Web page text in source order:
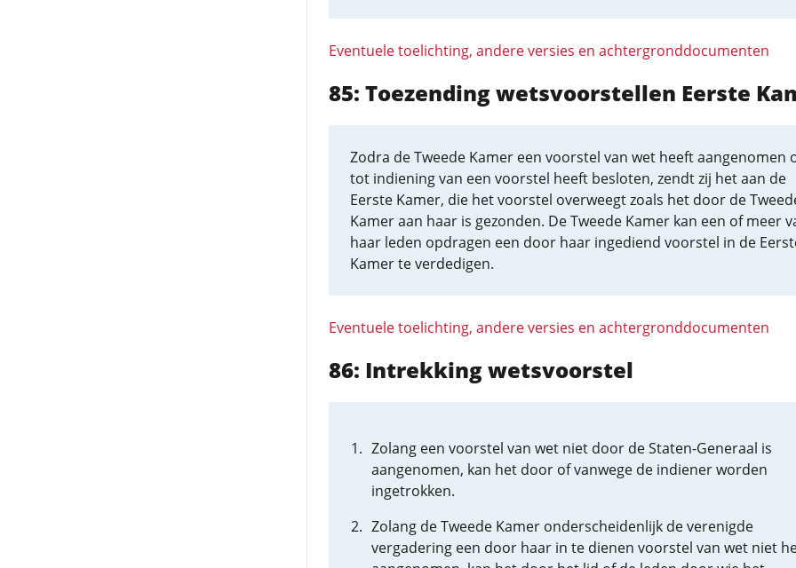
Eventuele toelichting, andere versies en achtergronddocumenten
85: Toezending wetsvoorstellen Eerste
Zodra de Tweede Kamer een voorstel van wet heeft aangenomen
tot indiening van een voorstel heeft besloten, zendt zij het aan de
Eerste Kamer, die het voorstel overweegt zoals het door de
Kamer aan haar is gezonden. De Tweede Kamer kan een of meer
haar leden opdragen een door haar ingediend voorstel in de
Kamer te verdedigen.
Eventuele toelichting, andere versies en achtergronddocumenten
86: Intrekking wetsvoorstel
Zolang een voorstel van wet niet door de Staten-Generaal is
aangenomen, kan het door of vanwege de indiener worden
ingetrokken.
Zolang de Tweede Kamer onderscheidenlijk de verenigde
vergadering een door haar in te dienen voorstel van wet niet